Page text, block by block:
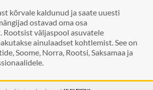
kõrvale kaldunud ja saate uuesti
ostavad oma osa
väljaspool asuvatele
ainulaadset kohtlemist. See on
Soome, Norra, Rootsi, Saksamaa ja